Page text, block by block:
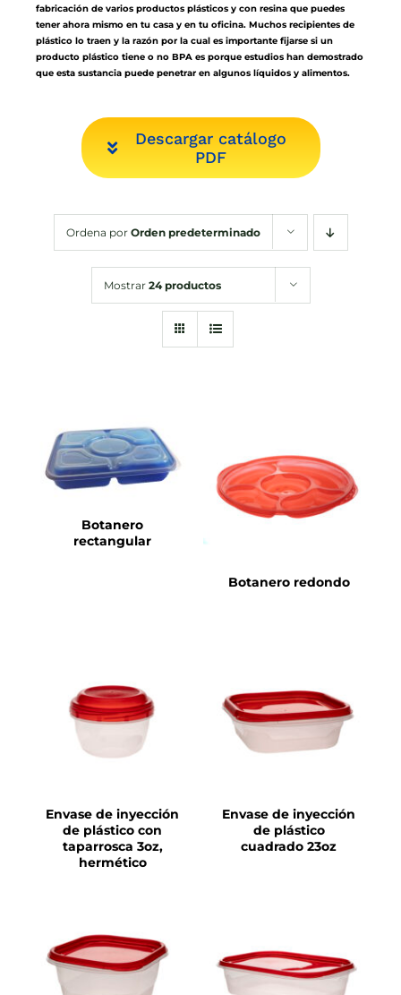
fabricación de varios productos plásticos y con resina que puedes
tener ahora mismo en tu casa y en tu oficina. Muchos recipientes de
plástico lo traen y la razón por la cual es importante fijarse si un
producto plástico tiene o no BPA es porque estudios han demostrado
que esta sustancia puede penetrar en algunos líquidos y alimentos.
Descargar catálogo
PDF
Ordena por Orden predeterminado
Mostrar 24 productos
DETALLES
Botanero
rectangular
DETALLES
Botanero redondo
DETALLES
Envase de inyección
de plástico con
taparrosca 3oz,
hermético
DETALLES
Envase de inyección
de plástico
cuadrado 23oz
DETALLES DETALLES